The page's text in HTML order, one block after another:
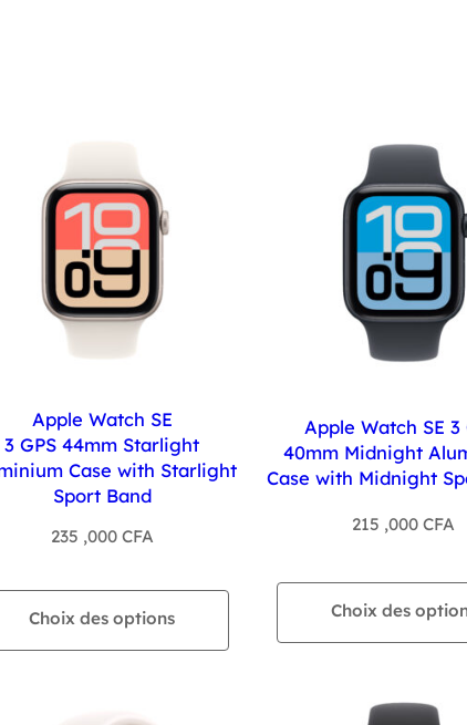
Apple Watch SE
3 GPS 44mm Starlight
Case with Starlight
Sport Band
235 ,000 CFA
Choix des options
Apple Watch SE 3
40mm Midnight
Case with Midnight
215 ,000CFA
Choix des